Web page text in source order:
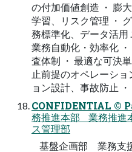
の付加価値創造 ・ 膨
学習、リスク管理 ・
務標準化、データ活
業務自動化・効率化
査体制 ・ 最適な可決
止前提のオペレーシ
ョン設計、事故防止
CONFIDENTIAL ©
務推進本部 業務推
ス管理部
基盤企画部 業務支